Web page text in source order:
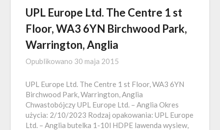
UPL Europe Ltd. The Centre 1 st
Floor, WA3 6YN Birchwood Park,
Warrington, Anglia
Opublikowano 30 maja 2015
UPL Europe Ltd. The Centre 1 st Floor, WA3 6YN
Birchwood Park, Warrington, Anglia
Chwastobójczy UPL Europe Ltd. – Anglia Okres
użycia: 2/10/2023 Rodzaj opakowania: UPL Europe
Ltd. – Anglia butelka 1-10l HDPE lawenda wysiew,